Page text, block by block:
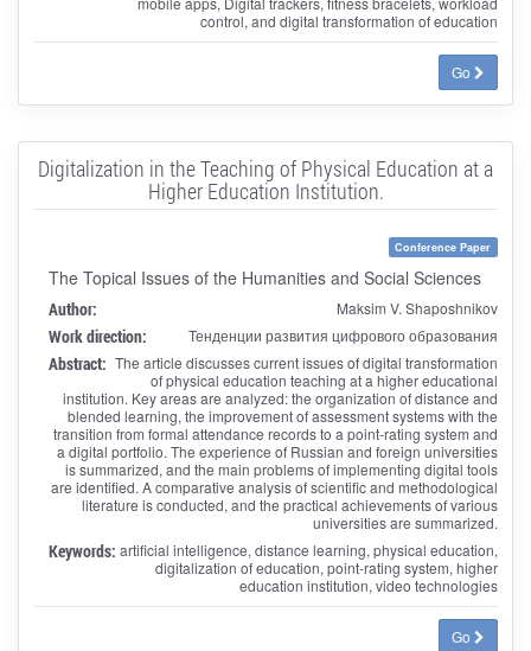
control, and digital transformation of education
Go
Digitalization in the Teaching of Physical Education at a
Higher Education Institution.
Conference Paper
The Topical Issues of the Humanities and Social Sciences
Author: Maksim V. Shaposhnikov
Work direction: Тенденции развития цифрового образования
Abstract: The article discusses current issues of digital transformation
of physical education teaching at a higher educational
institution. Key areas are analyzed: the organization of distance and
blended learning, the improvement of assessment systems with the
transition from formal attendance records to a point-rating system and
a digital portfolio. The experience of Russian and foreign universities
is summarized, and the main problems of implementing digital tools
are identified. A comparative analysis of scientific and methodological
literature is conducted, and the practical achievements of various
universities are summarized.
Keywords: artificial intelligence, distance learning, physical education,
digitalization of education, point-rating system, higher
education institution, video technologies
Go